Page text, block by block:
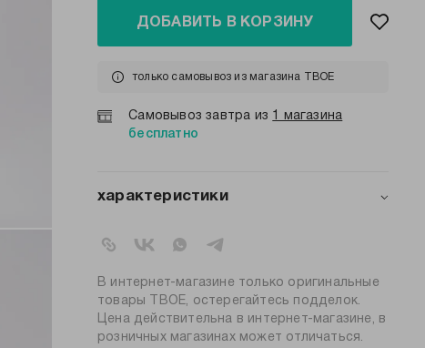
ДОБАВИТЬ В КОРЗИНУ
только самовывоз из магазина ТВОЕ
Самовывоз завтра из 1 магазина
бесплатно
характеристики
коллекция:
вид застежки:
без застежки
цвет:
черный
состав:
95% полиэстер; 5%
эластан
В интернет-магазине только оригинальные
товары ТВОЕ, остерегайтесь подделок.
Цена действительна в интернет-магазине, в
розничных магазинах может отличаться.